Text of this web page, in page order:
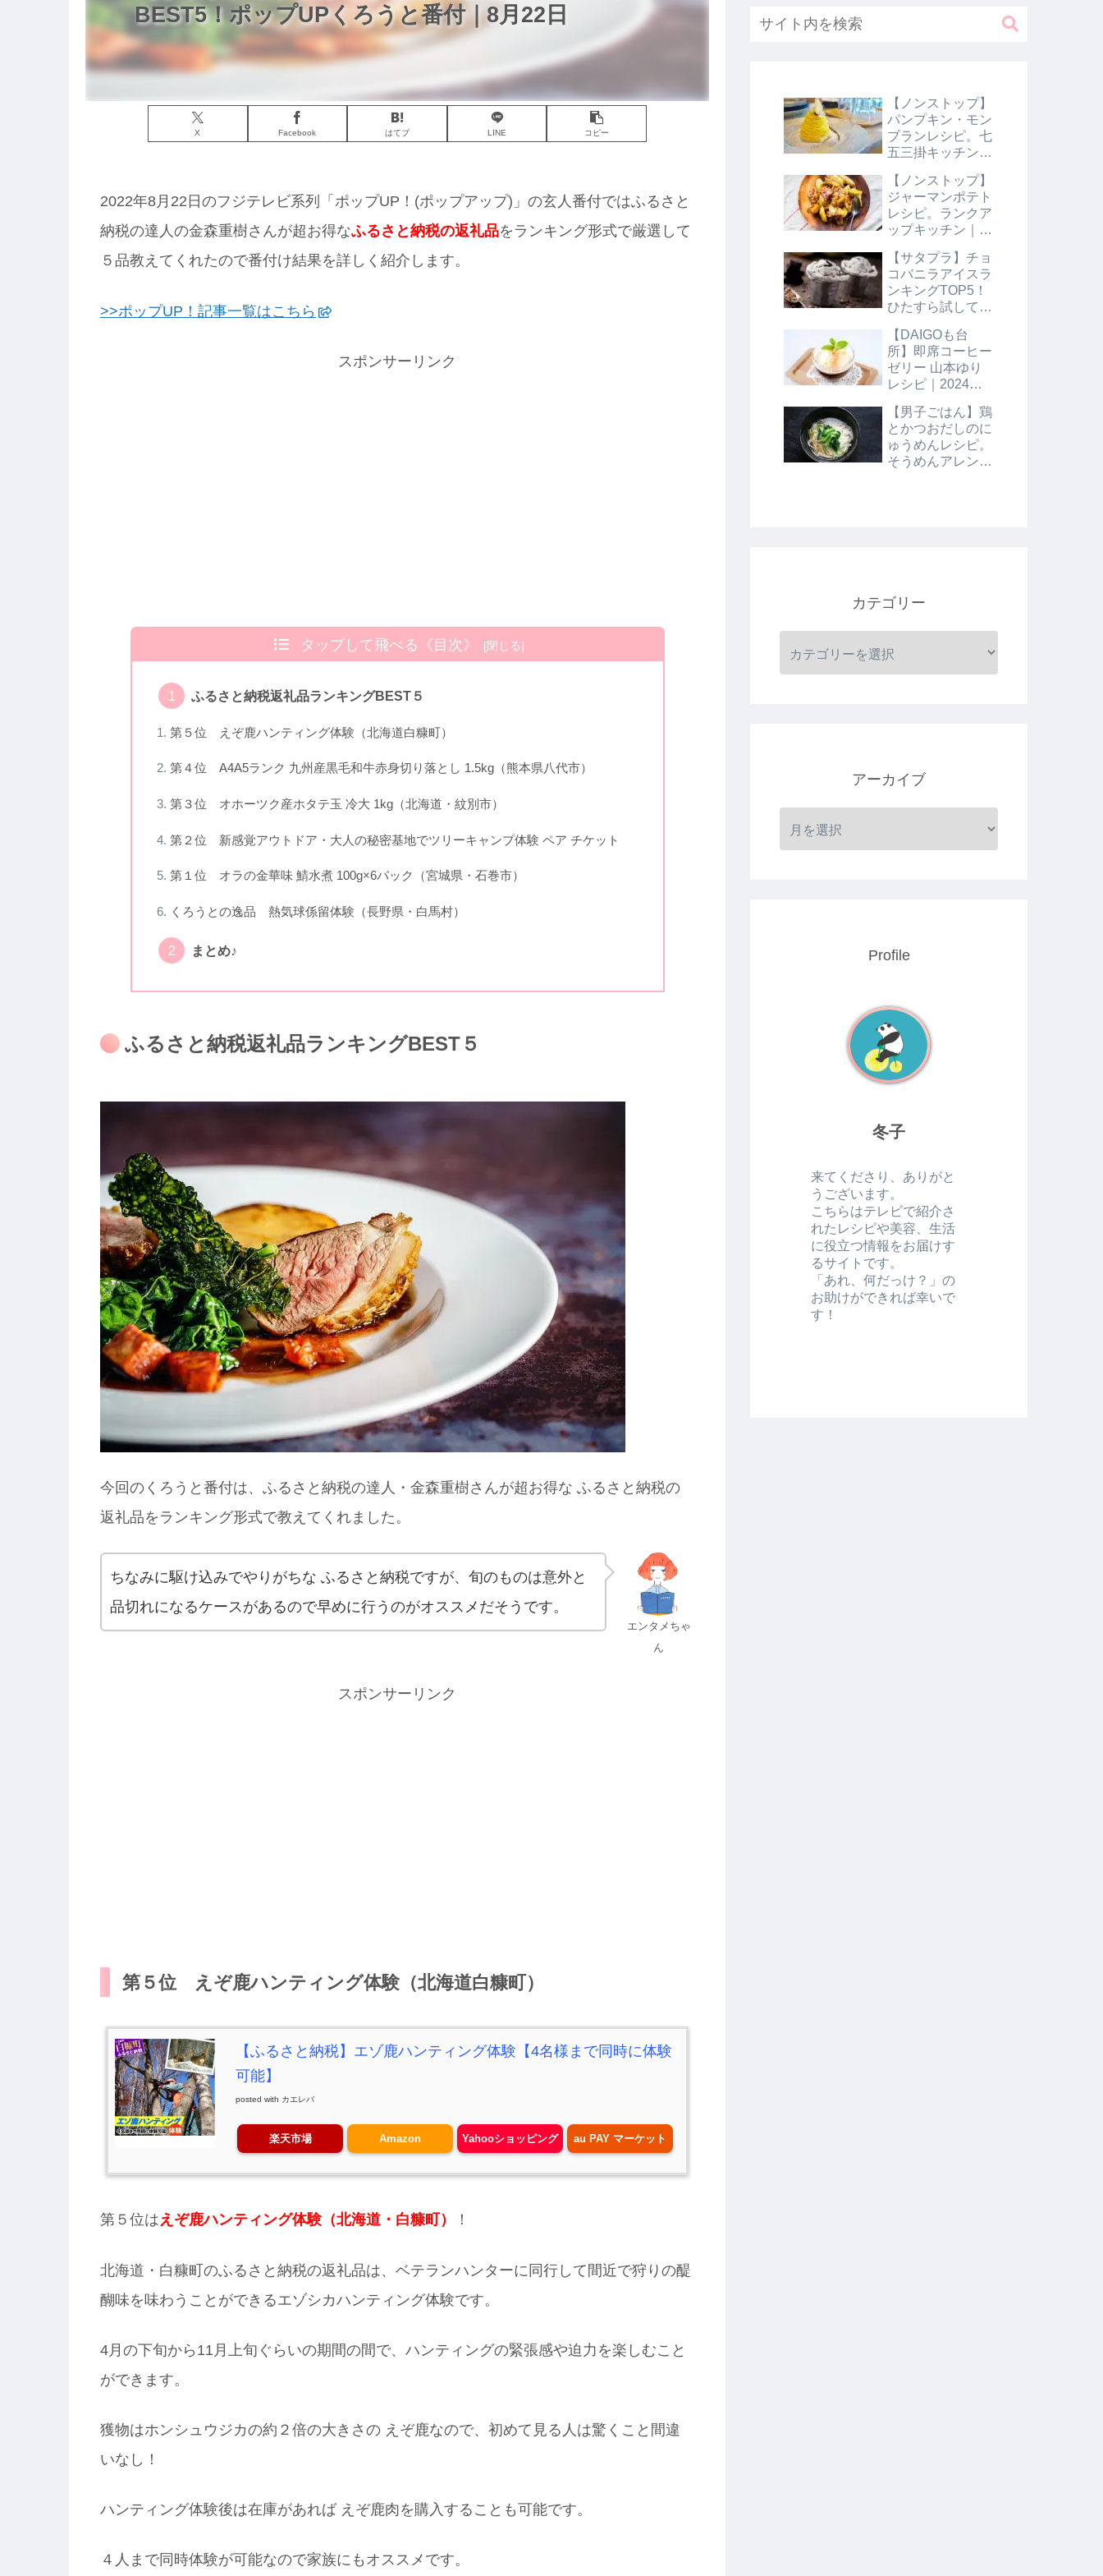
BEST5！ポップUPくろうと番付｜8月22日
X Facebook はてブ LINE コピー
2022年8月22日のフジテレビ系列「ポップUP！(ポップアップ)」の玄人番付ではふるさと
納税の達人の金森重樹さんが超お得なふるさと納税の返礼品をランキング形式で厳選して
５品教えてくれたので番付け結果を詳しく紹介します。
>>ポップUP！記事一覧はこちら
スポンサーリンク
タップして飛べる《目次》
ふるさと納税返礼品ランキングBEST５
第５位 えぞ鹿ハンティング体験（北海道白糠町）
第４位 A4A5ランク 九州産黒毛和牛赤身切り落とし 1.5kg（熊本県八代市）
第３位 オホーツク産ホタテ玉 冷大 1kg（北海道・紋別市）
第２位 新感覚アウトドア・大人の秘密基地でツリーキャンプ体験 ペア チケット
第１位 オラの金華味 鯖水煮 100g×6パック（宮城県・石巻市）
くろうとの逸品 熱気球係留体験（長野県・白馬村）
まとめ♪
ふるさと納税返礼品ランキングBEST５
今回のくろうと番付は、ふるさと納税の達人・金森重樹さんが超お得な ふるさと納税の
返礼品をランキング形式で教えてくれました。
エンタメちゃ
ん
ちなみに駆け込みでやりがちな ふるさと納税ですが、旬のものは意外と
品切れになるケースがあるので早めに行うのがオススメだそうです。
スポンサーリンク
第５位 えぞ鹿ハンティング体験（北海道白糠町）
【ふるさと納税】エゾ鹿ハンティング体験【4名様まで同時に体験
可能】
posted with カエレバ
楽天市場 Amazon Yahooショッピング au PAY マーケット
第５位はえぞ鹿ハンティング体験（北海道・白糠町） ！
北海道・白糠町のふるさと納税の返礼品は、ベテランハンターに同行して間近で狩りの醍
醐味を味わうことができるエゾシカハンティング体験です。
4月の下旬から11月上旬ぐらいの期間の間で、ハンティングの緊張感や迫力を楽しむこと
ができます。
獲物はホンシュウジカの約２倍の大きさの えぞ鹿なので、初めて見る人は驚くこと間違
いなし！
ハンティング体験後は在庫があれば えぞ鹿肉を購入することも可能です。
４人まで同時体験が可能なので家族にもオススメです。
【ノンストップ】
パンプキン・モン
ブランレシピ。七
五三掛キッチン｜
【ノンストップ】
ジャーマンポテト
レシピ。ランクア
ップキッチン｜10
【サタプラ】チョ
コバニラアイスラ
ンキングTOP5！
ひたすら試してラ
日【サタデープラ
ス】
【DAIGOも台
所】即席コーヒー
ゼリー 山本ゆり
レシピ｜2024年8
【男子ごはん】鶏
とかつおだしのに
ゅうめんレシピ。
そうめんアレンジ
カテゴリー
アーカイブ
Profile
冬子
来てくださり、ありがと
うございます。
こちらはテレビで紹介さ
れたレシピや美容、生活
に役立つ情報をお届けす
るサイトです。
「あれ、何だっけ？」の
お助けができれば幸いで
す！